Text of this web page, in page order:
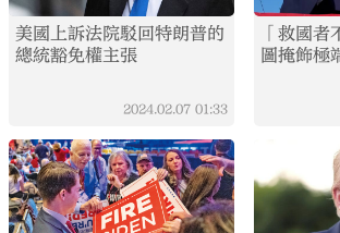
美國上訴法院駁回特朗普的
總統豁免權主張
2024.02.07 01:33
「救國
圖掩飾極